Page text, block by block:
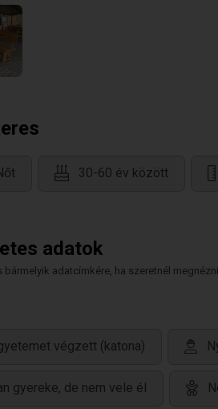
30-60 év között
adatok
bármelyik adatcímkére, ha szeretnél
végzett (katona)
gyereke, de nem vele él